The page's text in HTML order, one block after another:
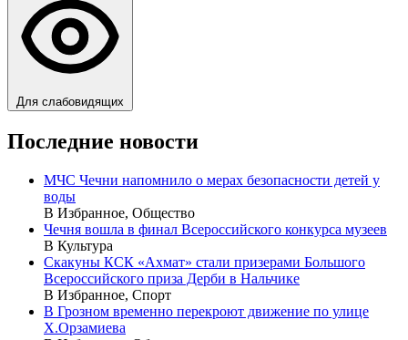
Для слабовидящих
Последние новости
МЧС Чечни напомнило о мерах безопасности детей у
воды
В Избранное, Общество
Чечня вошла в финал Всероссийского конкурса музеев
В Культура
Скакуны КСК «Ахмат» стали призерами Большого
Всероссийского приза Дерби в Нальчике
В Избранное, Спорт
В Грозном временно перекроют движение по улице
Х.Орзамиева